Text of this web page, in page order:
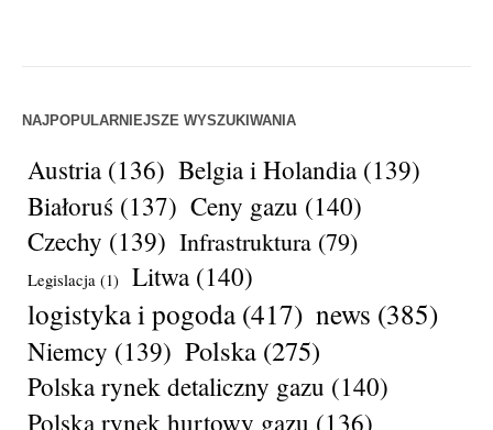
NAJPOPULARNIEJSZE WYSZUKIWANIA
Austria(136) Belgia i Holandia(139)
Białoruś (137) Ceny gazu (140)
Czechy (139) Infrastruktura (79)
Legislacja (1) Litwa(140)
logistyka i pogoda(417) news (385)
Niemcy (139) Polska (275)
Polska rynek detaliczny gazu (140)
Polska rynek hurtowy gazu (136)